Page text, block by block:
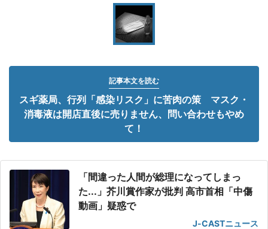
記事本文を読む
スギ薬局、行列「感染リスク」に苦肉の策 マスク・
消毒液は開店直後に売りません、問い合わせもやめ
て！
「間違った人間が総理になってしまっ
た...」芥川賞作家が批判 高市首相「中傷
動画」疑惑で
J-CASTニュース